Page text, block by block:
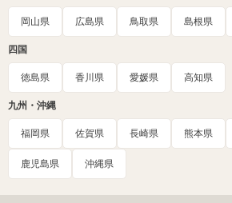
岡山県 広島県 鳥取県 島根県
四国
徳島県 香川県 愛媛県 高知県
九州・沖縄
福岡県 佐賀県 長崎県 熊本県
鹿児島県 沖縄県